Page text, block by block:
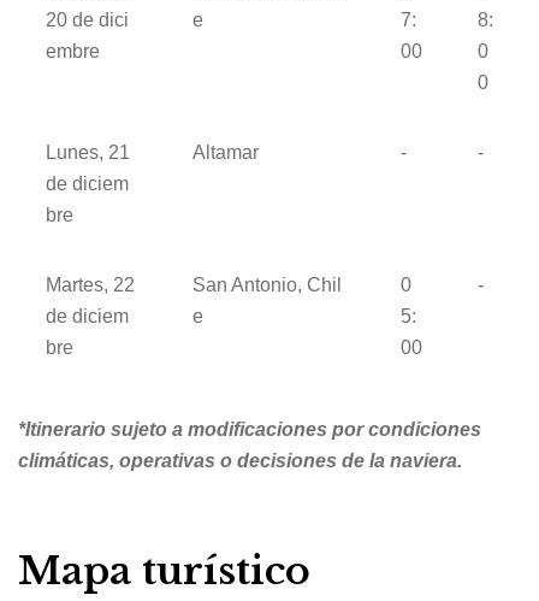
20 de dici
embre
e
7:
00
8:
0
0
Lunes, 21
de diciem
bre
Altamar - -
Martes, 22
de diciem
bre
San Antonio, Chil
e
0
5:
00
-
*Itinerario sujeto a modificaciones por condiciones
climáticas, operativas o decisiones de la naviera.
Mapa turístico